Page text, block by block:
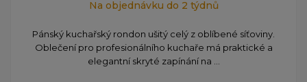
Na objednávku do 2 týdnů
Pánský kuchařský rondon ušitý celý z oblíbené síťoviny.
Oblečení pro profesionálního kuchaře má praktické a
elegantní skryté zapínání na ...